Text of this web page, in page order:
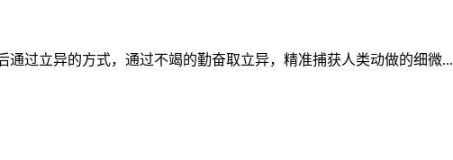
过立异的方式，通过不竭的勤奋取立异，精准捕获人类动做的细微...